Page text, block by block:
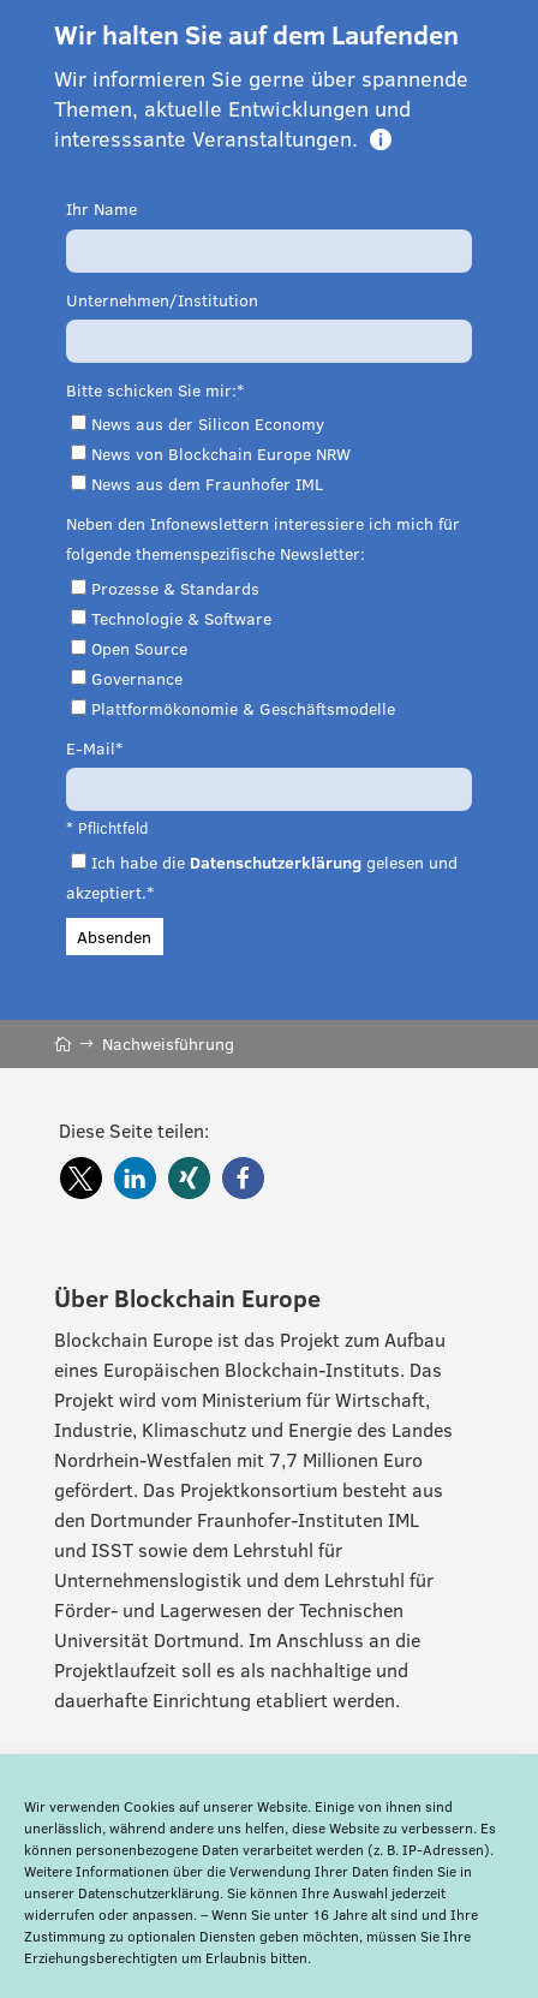
Wir verwenden Cookies auf unserer Website. Einige von ihnen sind
unerlässlich, während andere uns helfen, diese Website zu verbessern. Es
können personenbezogene Daten verarbeitet werden (z. B. IP-Adressen).
Weitere Informationen über die Verwendung Ihrer Daten finden Sie in
unserer Datenschutzerklärung. Sie können Ihre Auswahl jederzeit
widerrufen oder anpassen. – Wenn Sie unter 16 Jahre alt sind und Ihre
Zustimmung zu optionalen Diensten geben möchten, müssen Sie Ihre
Erziehungsberechtigten um Erlaubnis bitten.
Wir halten Sie auf dem Laufenden
Wir informieren Sie gerne über spannende
Themen, aktuelle Entwicklungen und
interesssante Veranstaltungen.

Ihr Name
Unternehmen/Institution
Bitte schicken Sie mir:
News aus der Silicon Economy
News von Blockchain Europe NRW
News aus dem Fraunhofer IML
Neben den Infonewslettern interessiere ich mich für
folgende themenspezifische Newsletter:
Prozesse & Standards
Technologie & Software
Open Source
Governance
Plattformökonomie & Geschäftsmodelle
E-Mail
* Pflichtfeld
Ich habe die Datenschutzerklärunggelesen und
akzeptiert.*
Absenden
Nachweisführung
Diese Seite teilen:
Über Blockchain Europe
Blockchain Europe ist das Projekt zum Aufbau
eines Europäischen Blockchain-Instituts. Das
Projekt wird vom Ministerium für Wirtschaft,
Industrie, Klimaschutz und Energie des Landes
Nordrhein-Westfalen mit 7,7 Millionen Euro
gefördert. Das Projektkonsortium besteht aus
den Dortmunder Fraunhofer-Instituten IML
und ISST sowie dem Lehrstuhl für
Unternehmenslogistik und dem Lehrstuhl für
Förder- und Lagerwesen der Technischen
Universität Dortmund. Im Anschluss an die
Projektlaufzeit soll es als nachhaltige und
dauerhafte Einrichtung etabliert werden.